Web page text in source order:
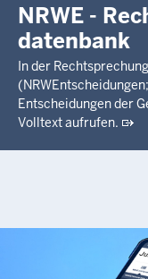
NRWE -
datenbank
In der
Entscheidungen der
Volltext aufrufen.